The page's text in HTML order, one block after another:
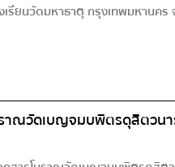
ยนวัดมหาธาตุ กรุงเทพมหานค
าณวัดเบญจมบพิตรดุสิตวน